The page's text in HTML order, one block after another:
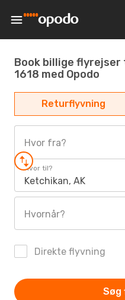
Book billige flyrejser
1618 med Opodo
Returflyvning
Hvor fra?
Hvor til?
Ketchikan, AK
Hvornår?
Direkte flyvning
Søg